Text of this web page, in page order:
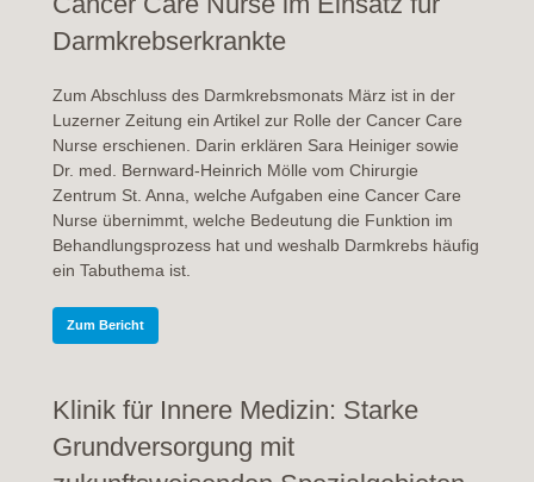
Darmkrebserkrankte
Zum Abschluss des Darmkrebsmonats März ist in der
Luzerner Zeitung ein Artikel zur Rolle der Cancer Care
Nurse erschienen. Darin erklären Sara Heiniger sowie
Dr. med. Bernward-Heinrich Mölle vom Chirurgie
Zentrum St. Anna, welche Aufgaben eine Cancer Care
Nurse übernimmt, welche Bedeutung die Funktion im
Behandlungsprozess hat und weshalb Darmkrebs häufig
ein Tabuthema ist.
Zum Bericht
Klinik für Innere Medizin: Starke
Grundversorgung mit